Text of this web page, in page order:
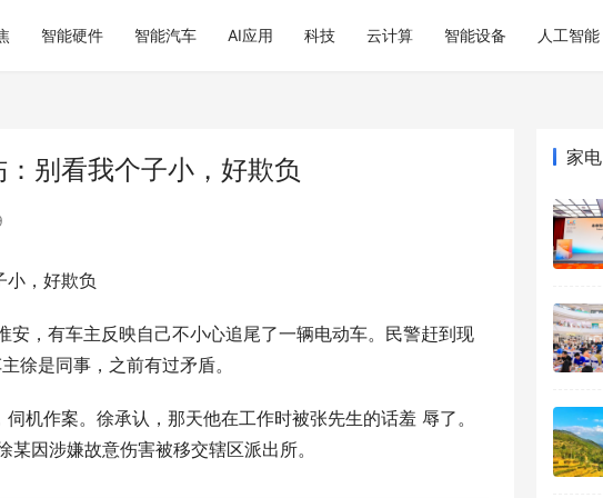
智能硬件 智能汽车 AI应用 科技 云计算 智能设备 人工智能
别看我个子小，好欺负
小，好欺负
，有车主反映自己不小心追尾了一辆电动车。民警赶到现
徐是同事，之前有过矛盾。
机作案。徐承认，那天他在工作时被张先生的话羞 辱了。
因涉嫌故意伤害被移交辖区派出所。
家电